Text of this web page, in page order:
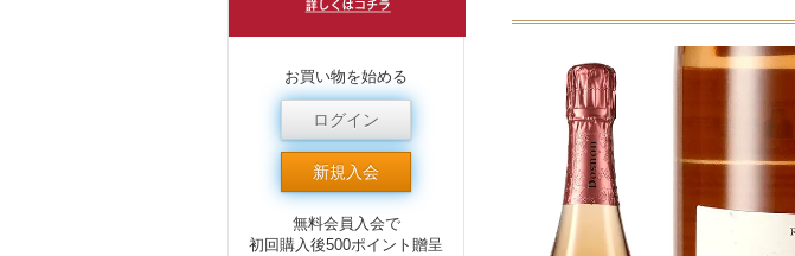
お買い物を始める
ログイン
新規入会
無料会員入会で
初回購入後500ポイント贈呈